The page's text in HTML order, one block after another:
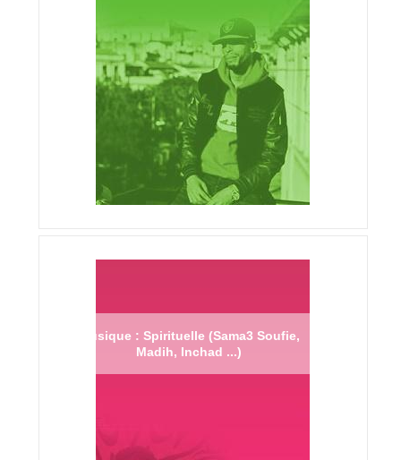
Musique : Spirituelle (Sama3 Soufie,
Madih, Inchad ...)